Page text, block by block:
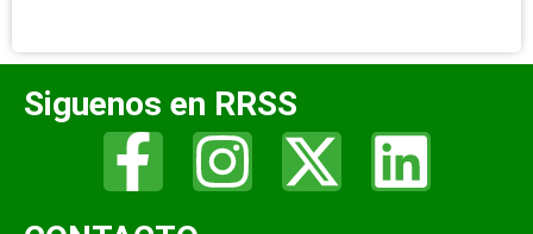
Siguenos en RRSS